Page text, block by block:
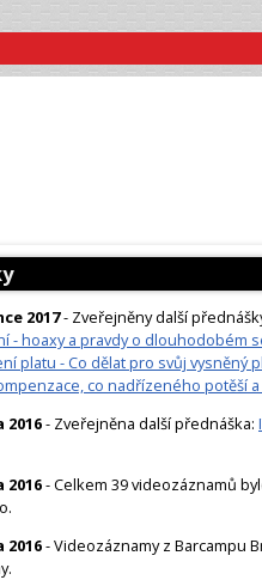
2017- Zveřejněny další
- hoaxy a pravdy o dlouhodobém
platu - Co dělat pro svůj vysněný
co nadřízeného potěší a
2016- Zveřejněna další přednáška:
2016- Celkem 39 videozáznamů
2016- Videozáznamy z Barcampu